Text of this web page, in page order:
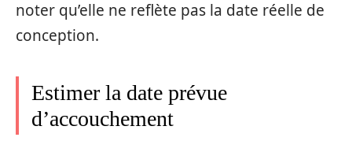
noter qu’elle ne reflète pas la date réelle de
conception.
Estimer la date prévue
d’accouchement